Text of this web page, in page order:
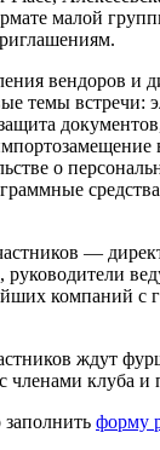
малой
вендоров и
темы встречи:
о
—
компаний с
ждут
членами клуба и
форму